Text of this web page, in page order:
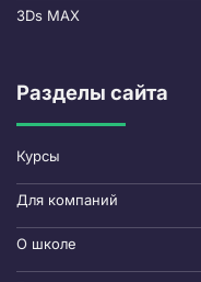
3Ds MAX
Разделы сайта
Курсы
Для компаний
О школе